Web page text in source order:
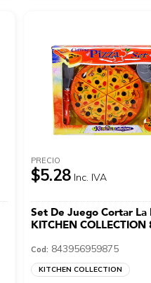
PRECIO
$5.28 Inc. IVA
Set De Juego Cortar La
KITCHEN COLLECTION
Cod: 843956959875
KITCHEN COLLECTION